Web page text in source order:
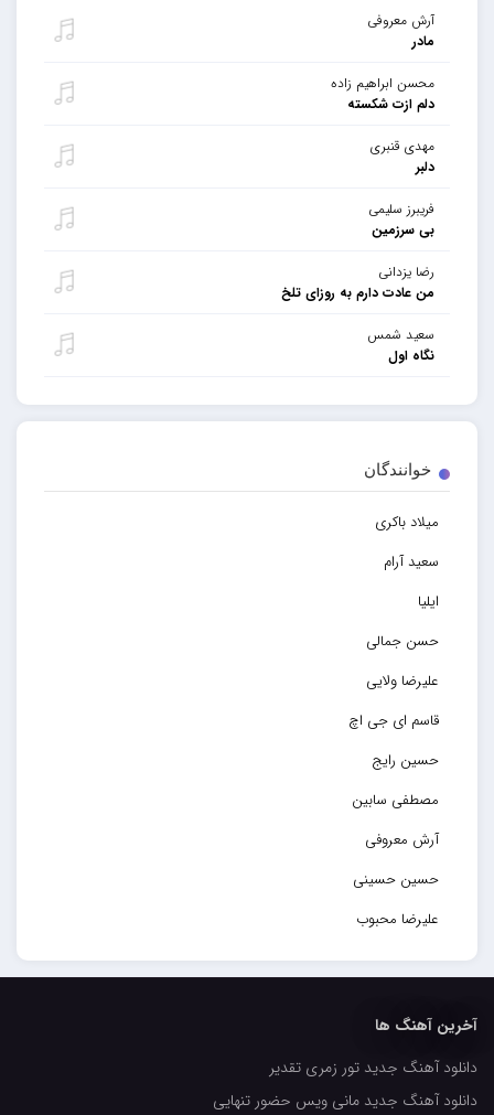
آرش معروفی
مادر
محسن ابراهیم زاده
دلم ازت شکسته
مهدی قنبری
دلبر
فریبرز سلیمی
بی سرزمین
رضا یزدانی
من عادت دارم به روزای تلخ
سعید شمس
نگاه اول
خوانندگان
میلاد باکری
سعید آرام
ایلیا
حسن جمالی
علیرضا ولایی
قاسم ای جی اچ
حسین رایج
مصطفی سابین
آرش معروفی
حسین حسینی
علیرضا محبوب
حسین حصارکی
کاپیتان
مجید رضوی
آخرین آهنگ ها
دانلود آهنگ جدید تور زمری تقدیر
دانلود آهنگ جدید مانی ویس حضور تنهایی